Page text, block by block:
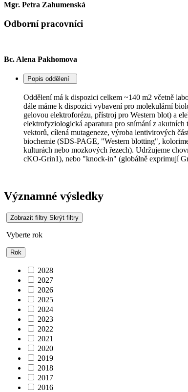
Mgr. Petra Zahumenská
Odborní pracovníci
Bc. Alena Pakhomova
Popis oddělení
Oddělení má k dispozici celkem ~140 m2 včetně
dále máme k dispozici vybavení pro molekulární
gelovou elektroforézu, přístroj pro Western blot) a
elektrofyziologická aparatura pro snímání z
vektorů, cílená mutageneze, výroba lentivirových
biochemie (SDS-PAGE, "Western blotting",
kulturách nebo mozkových řezech). Udržujeme
cKO-Grin1), nebo "knock-in" (globálně exprimují
Významné výsledky
Zobrazit filtry Skrýt filtry
Vyberte rok
Rok
2028
2027
2026
2025
2024
2023
2022
2021
2020
2019
2018
2017
2016